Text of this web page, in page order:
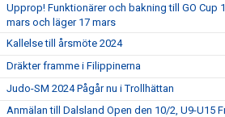
Upprop! Funktionärer och bakning till GO Cup
mars och läger 17 mars
Kallelse till årsmöte 2024
Dräkter framme i Filippinerna
Judo-SM 2024 Pågår nu i Trollhättan
Anmälan till Dalsland Open den 10/2, U9-U15